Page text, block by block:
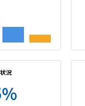
況